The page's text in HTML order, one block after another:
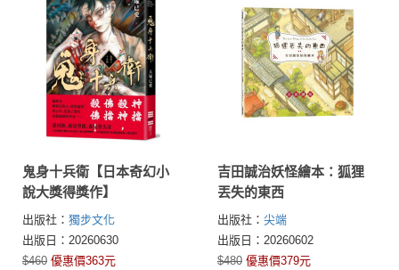
鬼身十兵衛【日本奇幻小
說大獎得獎作】
出版社： 獨步文化
出版日：20260630
$460 優惠價363元
吉田誠治妖怪繪本：狐狸
丟失的東西
出版社： 尖端
出版日：20260602
$480 優惠價379元